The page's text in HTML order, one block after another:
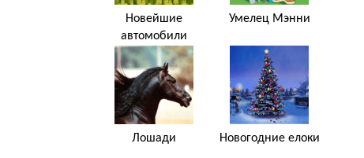
Новейшие
автомобили
Умелец Мэнни
Лошади Новогодние елоки